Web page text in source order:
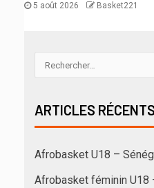
5 août 2026 Basket221
ARTICLES RÉCENTS
Afrobasket U18 –
Afrobasket féminin U18